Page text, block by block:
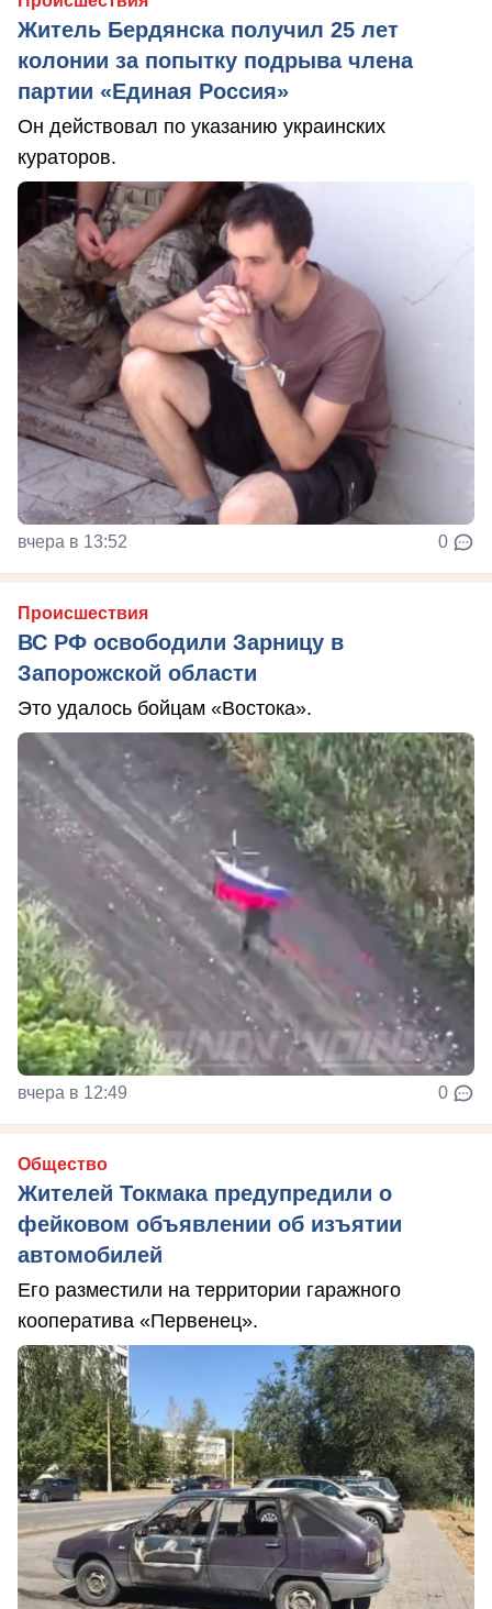
Житель Бердянска получил 25 лет
колонии за попытку подрыва члена
партии «Единая Россия»
Он действовал по указанию украинских
кураторов.
вчера в 13:52 0
Происшествия
ВС РФ освободили Зарницу в
Запорожской области
Это удалось бойцам «Востока».
вчера в 12:49 0
Общество
Жителей Токмака предупредили о
фейковом объявлении об изъятии
автомобилей
Его разместили на территории гаражного
кооператива «Первенец».